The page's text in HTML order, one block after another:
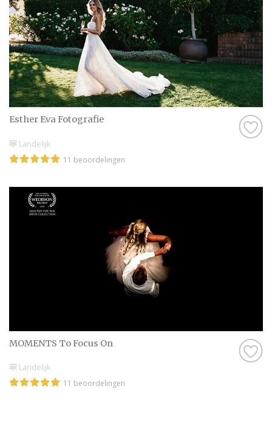
Esther Eva Fotografie
Landelijk
11 beoordelingen
MOMENTS To Focus On
Landelijk
11 beoordelingen